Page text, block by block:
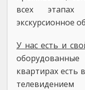
всех этапах
экскурсионное
У нас есть и
квартирах есть